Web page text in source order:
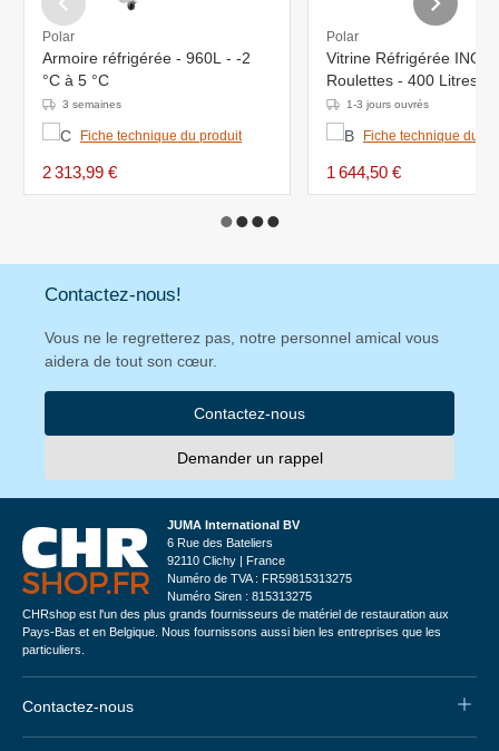
Polar
Armoire réfrigérée - 960L - -2
°C à 5 °C
3 semaines
Fiche technique du produit
2 313,99 €
Polar
Vitrine Réfrigérée INOX
Roulettes - 400 Litres -
705x705x1800(H)mm
1-3 jours ouvrés
Fiche technique du
1 644,50 €
Contactez-nous!
Vous ne le regretterez pas, notre personnel amical vous
aidera de tout son cœur.
Contactez-nous
Demander un rappel
JUMA International BV
6 Rue des Bateliers
92110 Clichy | France
Numéro de TVA : FR59815313275
Numéro Siren : 815313275
CHRshop est l'un des plus grands fournisseurs de matériel de restauration aux
Pays-Bas et en Belgique. Nous fournissons aussi bien les entreprises que les
particuliers.
Contactez-nous